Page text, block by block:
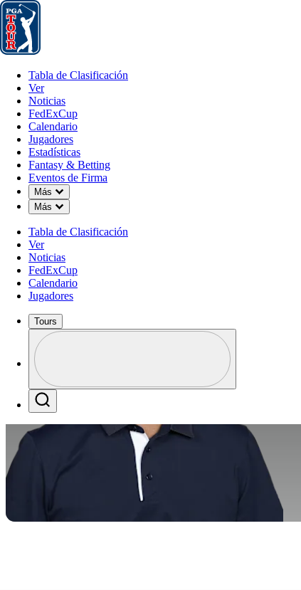
Tabla de Clasificación
Tabla de Clasificación
Ver
Noticias
FedExCup
Calendario
Jugadores
Estadísticas
Fantasy & Betting
Eventos de Firma
Más
Down Chevron
Más
Down Chevron
Tabla de Clasificación
Ver
Noticias
FedExCup
Calendario
Jugadores
Tours
Profile / PGA Tour Pass Logo